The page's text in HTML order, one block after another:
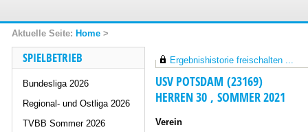
Home >
SPIELBETRIEB
Bundesliga 2026
Regional- und Ostliga 2026
TVBB Sommer 2026
Ergebnishistorie freischalten ...
USV POTSDAM (23169)
HERREN 30 , SOMMER 2021
Verein